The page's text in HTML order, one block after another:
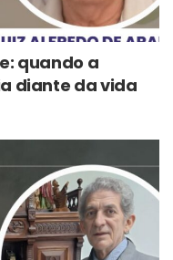
quando a
diante da vida